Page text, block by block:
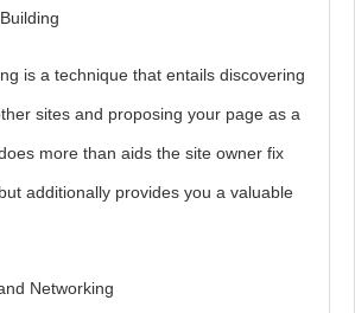
is a technique that entails discovering
sites and proposing your page as a
more than aids the site owner fix
additionally provides you a valuable
Networking